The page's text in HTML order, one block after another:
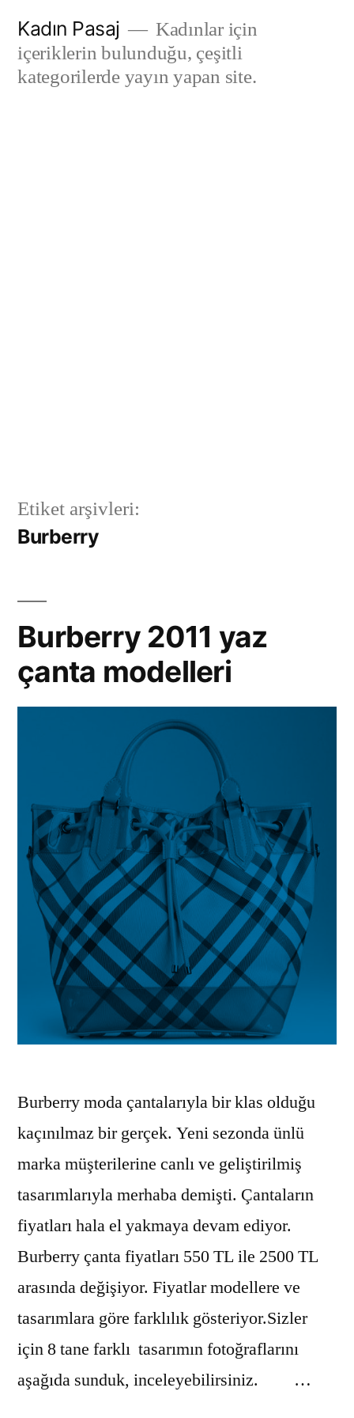
geç
Kadın Pasaj
Kadınlar için
içeriklerin bulunduğu, çeşitli
kategorilerde yayın yapan site.
Etiket arşivleri:
Burberry
Burberry 2011 yaz
çanta modelleri
Burberry moda çantalarıyla bir klas olduğu
kaçınılmaz bir gerçek. Yeni sezonda ünlü
marka müşterilerine canlı ve geliştirilmiş
tasarımlarıyla merhaba demişti. Çantaların
fiyatları hala el yakmaya devam ediyor.
Burberry çanta fiyatları 550 TL ile 2500 TL
arasında değişiyor. Fiyatlar modellere ve
tasarımlara göre farklılık gösteriyor.Sizler
için 8 tane farklı tasarımın fotoğraflarını
aşağıda sunduk, inceleyebilirsiniz. …